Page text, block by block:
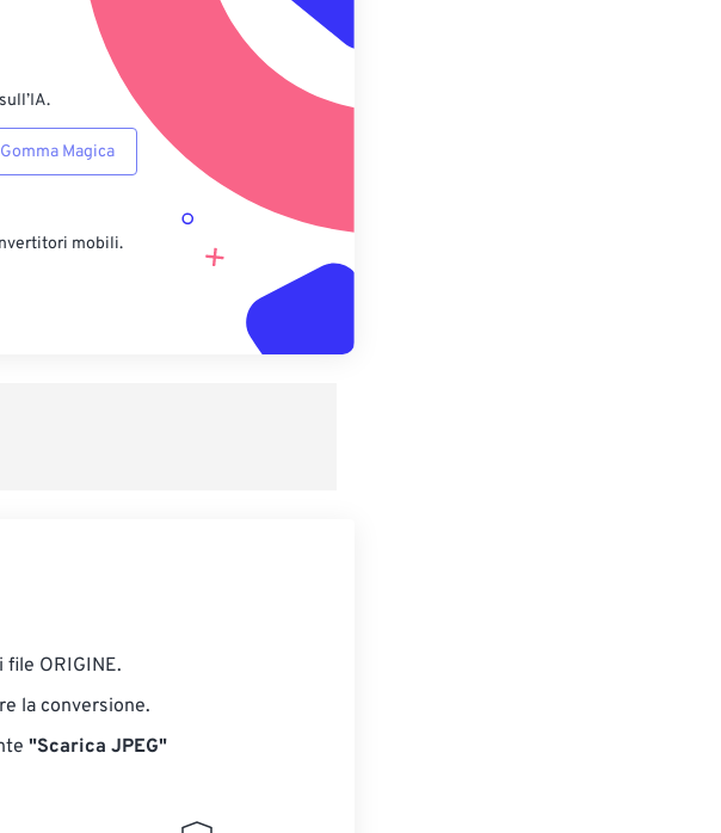
Salva come predefinito
Gomma Magica
mobili.
ORIGINE.
la conversione.
"Scarica JPEG"